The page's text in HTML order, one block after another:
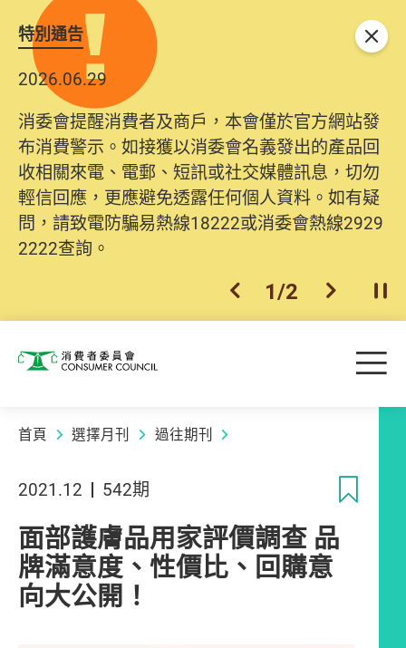
特別通告
2026.06.29
消委會提醒消費者及商戶，本會僅於官方網站發
布消費警示。如接獲以消委會名義發出的產品回
收相關來電、電郵、短訊或社交媒體訊息，切勿
輕信回應，更應避免透露任何個人資料。如有疑
問，請致電防騙易熱線18222或消委會熱線2929
2222查詢。
上一個
1/2 下一個開
關閉
消費者委員會 目
首頁 選擇月刊 過往期刊
2021.12 542期
面部護膚品用家評價調查 品
牌滿意度、性價比、回購意
向大公開！